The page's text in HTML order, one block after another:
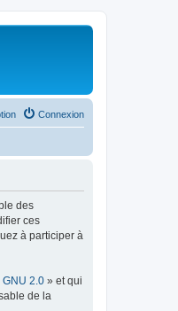
Connexion
des
ces
à participer à
2.0 » et qui
de la